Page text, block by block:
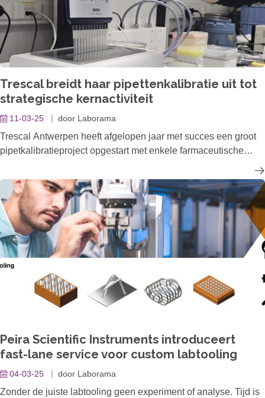
definiëren.
Kom je blik verruimen, je visie verbeteren en je onderzoek naar
een hoger niveau tillen! Want met EVIDENT: "Zien is
oplossen".
Trescal breidt haar pipettenkalibratie uit tot
strategische kernactiviteit
11-03-25 door Laborama
Trescal Antwerpen heeft afgelopen jaar met succes een groot
pipetkalibratieproject opgestart met enkele farmaceutische
Antwerpse vestiging te positioneren als de centrale hub voor
pipettenkalibratie in Noord-Europa. Trescal Antwerpen
versterkt zijn positie als toonaangevende partner voor
pipettenkalibratie in Europa. Door automatisatie,
samenwerking over grenzen heen en advies op maat, biedt
Trescal een unieke combinatie van innovatie en
klantgerichtheid.
Peira Scientific Instruments introduceert
fast-lane service voor custom labtooling
04-03-25 door Laborama
Zonder de juiste labtooling geen experiment of analyse. Tijd is